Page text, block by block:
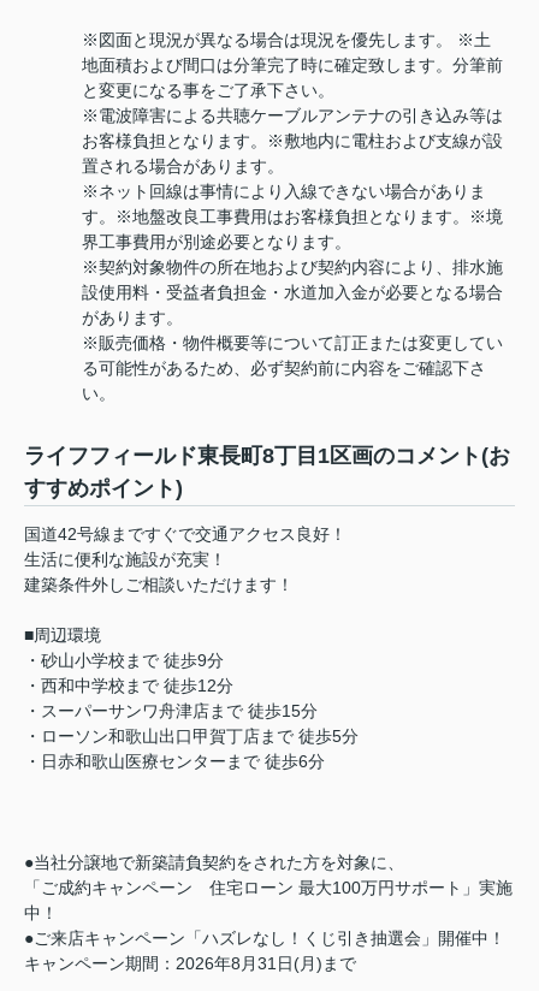
※図面と現況が異なる場合は現況を優先します。 ※土
地面積および間口は分筆完了時に確定致します。分筆前
と変更になる事をご了承下さい。
※電波障害による共聴ケーブルアンテナの引き込み等は
お客様負担となります。※敷地内に電柱および支線が設
置される場合があります。
※ネット回線は事情により入線できない場合がありま
す。※地盤改良工事費用はお客様負担となります。※境
界工事費用が別途必要となります。
※契約対象物件の所在地および契約内容により、排水施
設使用料・受益者負担金・水道加入金が必要となる場合
があります。
※販売価格・物件概要等について訂正または変更してい
る可能性があるため、必ず契約前に内容をご確認下さ
い。
ライフフィールド東長町8丁目1区画のコメント(お
すすめポイント)
国道42号線まですぐで交通アクセス良好！
生活に便利な施設が充実！
建築条件外しご相談いただけます！
■周辺環境
・砂山小学校まで 徒歩9分
・西和中学校まで 徒歩12分
・スーパーサンワ舟津店まで 徒歩15分
・ローソン和歌山出口甲賀丁店まで 徒歩5分
・日赤和歌山医療センターまで 徒歩6分
●当社分譲地で新築請負契約をされた方を対象に、
「ご成約キャンペーン 住宅ローン 最大100万円サポート」実施
中！
●ご来店キャンペーン「ハズレなし！くじ引き抽選会」開催中！
キャンペーン期間：2026年8月31日(月)まで